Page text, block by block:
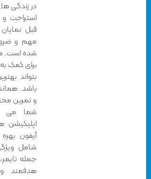
در زندگی های
استراحت و
قبل نمایان
مهم و ضروری
شده است.
برای کمک به
بتواند بهترین
باشد. همانند
و تمرین
شما می
اپلیکیشن
آیفون بهره
شامل ویژگی
جمله تایمر،
هدفمند و